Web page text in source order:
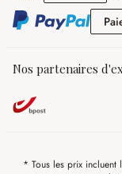
Nos partenaires
* Tous les prix incluent